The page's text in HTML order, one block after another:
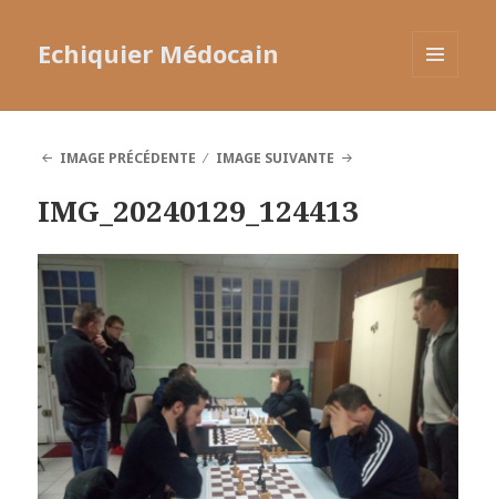
Echiquier Médocain
IMAGE PRÉCÉDENTE
IMAGE SUIVANTE
IMG_20240129_124413